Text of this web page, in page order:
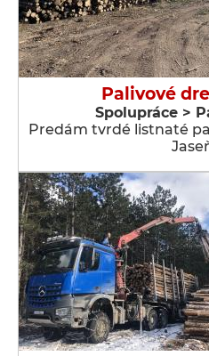
Palivové
Spolupráce >
Predám tvrdé listnaté